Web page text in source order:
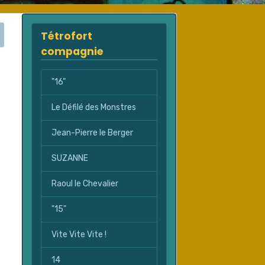
Tétrofort
compagnie
"16"
Le Défilé des Monstres
Jean-Pierre le Berger
SUZANNE
Raoul le Chevalier
"15"
Vite Vite Vite !
14